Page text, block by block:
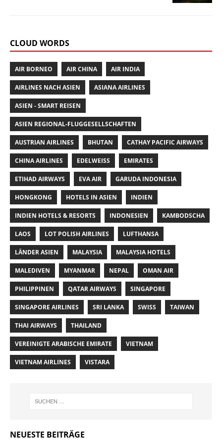
CLOUD WORDS
AIR BORNEO AIR CHINA AIR INDIA
AIRLINES NACH ASIEN ASIANA AIRLINES
ASIEN - SMART REISEN
ASIEN REGIONAL-FLUGGESELLSCHAFTEN
AUSTRIAN AIRLINES BHUTAN CATHAY PACIFIC AIRWAYS
CHINA AIRLINES EDELWEISS EMIRATES
ETIHAD AIRWAYS EVA AIR GARUDA INDONESIA
HONGKONG HOTELS IN ASIEN INDIEN
INDIEN HOTELS & RESORTS INDONESIEN KAMBODSCHA
LAOS LOT POLISH AIRLINES LUFTHANSA
LÄNDER ASIEN MALAYSIA MALAYSIA HOTELS
MALEDIVEN MYANMAR NEPAL OMAN AIR
PHILIPPINEN QATAR AIRWAYS SINGAPORE
SINGAPORE AIRLINES SRI LANKA SWISS TAIWAN
THAI AIRWAYS THAILAND
VEREINIGTE ARABISCHE EMIRATE VIETNAM
VIETNAM AIRLINES VISTARA
NEUESTE BEITRÄGE